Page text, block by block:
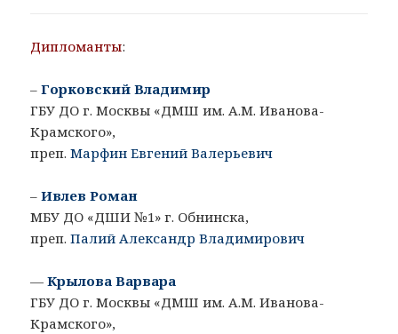
Дипломанты:
–Горковский Владимир
ГБУ ДО г. Москвы «ДМШ им. А.М. Иванова-
Крамского»,
преп.Марфин Евгений Валерьевич
–Ивлев Роман
МБУ ДО «ДШИ №1» г. Обнинска,
преп.Палий Александр Владимирович
—Крылова Варвара
ГБУ ДО г. Москвы «ДМШ им. А.М. Иванова-
Крамского»,